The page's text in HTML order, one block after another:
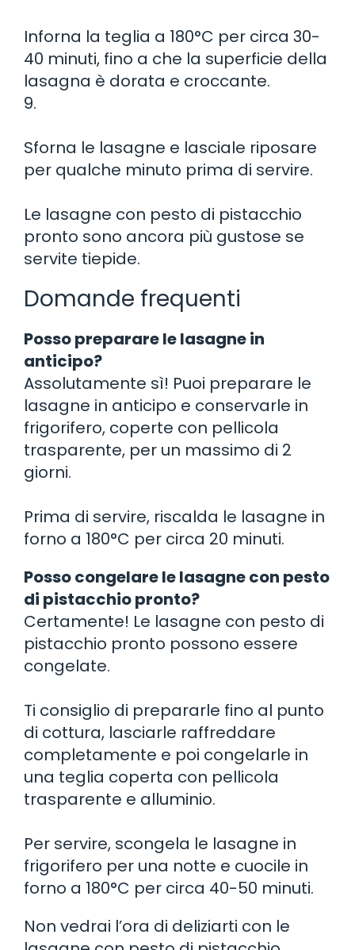
Inforna la teglia a 180°C per circa 30-
40 minuti, fino a che la superficie della
lasagna è dorata e croccante.
9.
Sforna le lasagne e lasciale riposare
per qualche minuto prima di servire.
Le lasagne con pesto di pistacchio
pronto sono ancora più gustose se
servite tiepide.
Domande frequenti
Posso preparare le lasagne in
anticipo?
Assolutamente sì! Puoi preparare le
lasagne in anticipo e conservarle in
frigorifero, coperte con pellicola
trasparente, per un massimo di 2
giorni.
Prima di servire, riscalda le lasagne in
forno a 180°C per circa 20 minuti.
Posso congelare le lasagne con pesto
di pistacchio pronto?
Certamente! Le lasagne con pesto di
pistacchio pronto possono essere
congelate.
Ti consiglio di prepararle fino al punto
di cottura, lasciarle raffreddare
completamente e poi congelarle in
una teglia coperta con pellicola
trasparente e alluminio.
Per servire, scongela le lasagne in
frigorifero per una notte e cuocile in
forno a 180°C per circa 40-50 minuti.
Non vedrai l’ora di deliziarti con le